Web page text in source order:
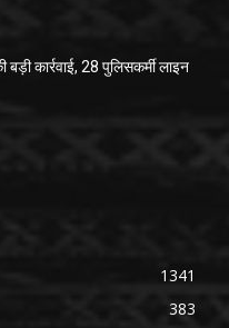
कार्रवाई, 28 पुलिसकर्मी लाइन
1341
383